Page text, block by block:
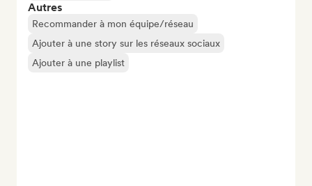
Autres
Recommander à mon équipe/réseau
Ajouter à une story sur les réseaux sociaux
Ajouter à une playlist